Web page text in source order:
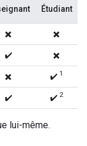
Étudiant
✖️ ✖️
✔️ ✖️
✖️ ✔️ 1
✔️ ✔️ 2
lui-même.